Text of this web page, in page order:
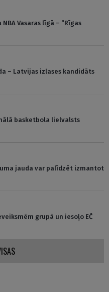
Vasaras līgā – “Rīgas
– Latvijas izlases kandidāts
basketbola lielvalsts
jauda var palīdzēt izmantot
grupā un iesoļo EČ